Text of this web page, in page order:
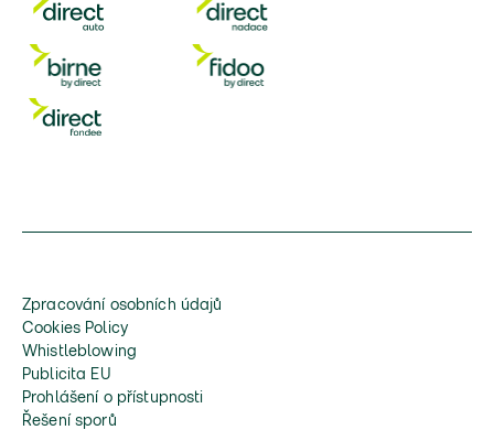
Zpracování osobních údajů
Cookies Policy
Whistleblowing
Publicita EU
Prohlášení o přístupnosti
Řešení sporů